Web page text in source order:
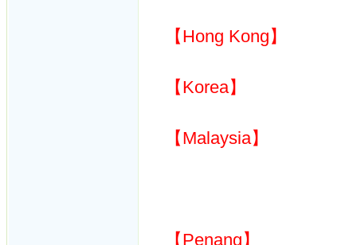
【Hong Kong】
【Korea】
【Malaysia】
【Penang】